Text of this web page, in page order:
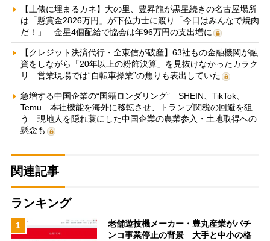
【土俵に埋まるカネ】大の里、豊昇龍が黒星続きの名古屋場所
は「懸賞金2826万円」が下位力士に渡り「今日はみんなで焼肉
だ！」 金星4個配給で協会は年96万円の支出増に
【クレジット決済代行・全東信が破産】63社もの金融機関が融
資をしながら「20年以上の粉飾決算」を見抜けなかったカラク
リ 営業現場では“自転車操業”の焦りも表出していた
急増する中国企業の“国籍ロンダリング” SHEIN、TikTok、
Temu…本社機能を海外に移転させ、トランプ関税の回避を狙
う 現地人を隠れ蓑にした中国企業の農業参入・土地取得への
懸念も
関連記事
ランキング
1
老舗遊技機メーカー・豊丸産業がパチ
ンコ事業停止の背景 大手と中小の格